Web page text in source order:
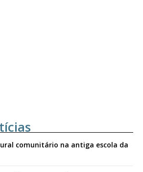
comunitário na antiga escola da